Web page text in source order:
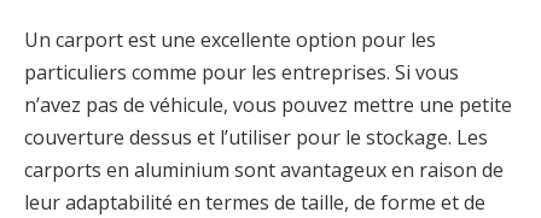
Un carport est une excellente option pour les
particuliers comme pour les entreprises. Si vous
n’avez pas de véhicule, vous pouvez mettre une petite
couverture dessus et l’utiliser pour le stockage. Les
carports en aluminium sont avantageux en raison de
leur adaptabilité en termes de taille, de forme et de